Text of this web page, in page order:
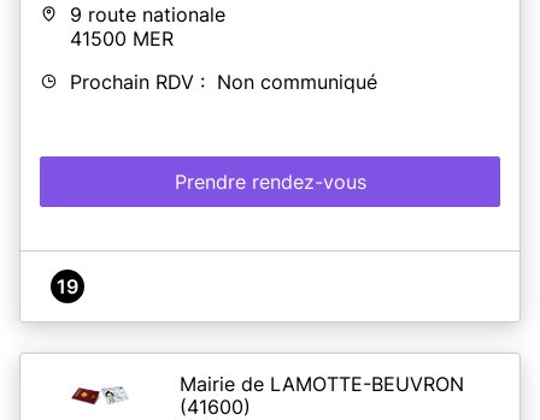
9 route nationale
41500 MER
Prochain RDV : Non communiqué
Prendre rendez-vous
19
Mairie de LAMOTTE-BEUVRON
(41600)